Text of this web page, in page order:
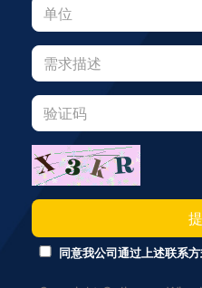
同意我公司通过上述联系